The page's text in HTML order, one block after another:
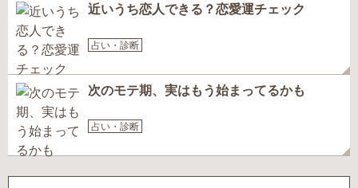
近いうち恋人できる？恋愛運チェック
占い・診断
次のモテ期、実はもう始まってるかも
占い・診断